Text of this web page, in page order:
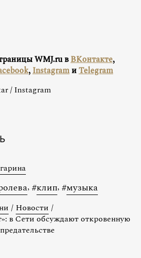
WMJ.ru вВКонтакте,
,InstagramиTelegram
/ Instagram
, #клип, #музыка
/ Новости /
в Сети обсуждают откровенную